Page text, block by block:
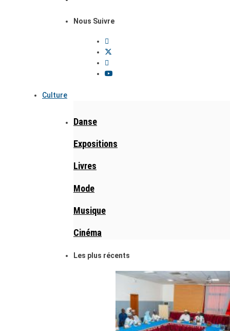
Nous Suivre
Culture
Danse
Expositions
Livres
Mode
Musique
Cinéma
Les plus récents